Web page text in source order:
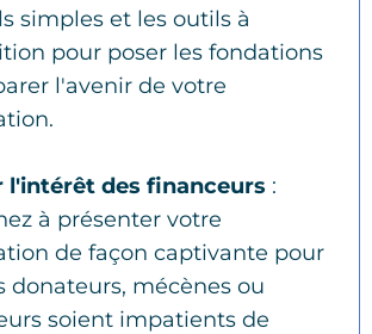
simples et les outils à
pour poser les fondations
l'avenir de votre
l'intérêt des financeurs :
à présenter votre
de façon captivante pour
donateurs, mécènes ou
soient impatients de